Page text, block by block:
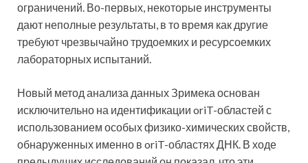
ограничений. Во-первых, некоторые инструменты
дают неполные результаты, в то время как другие
требуют чрезвычайно трудоемких и ресурсоемких
лабораторных испытаний.
Новый метод анализа данных Зримека основан
исключительно на идентификации oriT-областей с
использованием особых физико-химических свойств,
обнаруженных именно в oriT-областях ДНК. В ходе